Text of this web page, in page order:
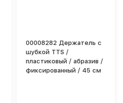
00008282 Держатель с
шубкой TTS /
пластиковый / абразив /
фиксированный / 45 см